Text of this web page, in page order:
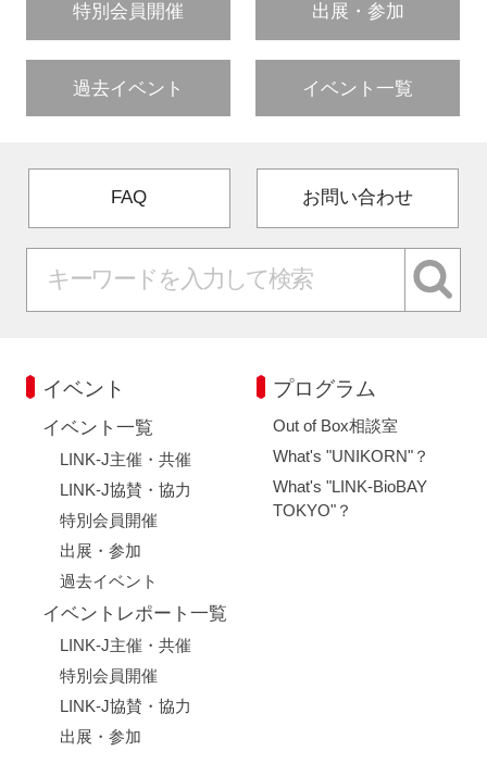
特別会員開催 出展・参加
過去イベント イベント一覧
FAQ お問い合わせ
イベント
イベント一覧
LINK-J主催・共催
LINK-J協賛・協力
特別会員開催
出展・参加
過去イベント
イベントレポート一覧
LINK-J主催・共催
特別会員開催
LINK-J協賛・協力
出展・参加
プログラム
Out of Box相談室
What's "UNIKORN"？
What's "LINK-BioBAY
TOKYO"？